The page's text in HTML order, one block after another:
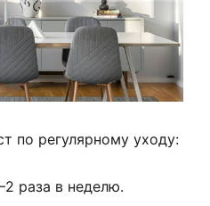
по регулярному уходу:
раза в неделю.